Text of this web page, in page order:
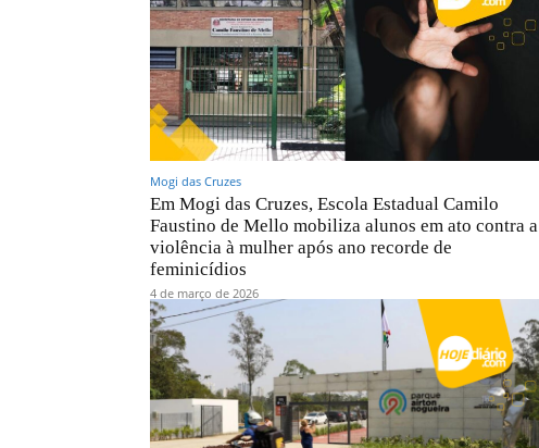
Mogi das Cruzes
Em Mogi das Cruzes, Escola Estadual Camilo
Faustino de Mello mobiliza alunos em ato contra a
violência à mulher após ano recorde de
feminicídios
4 de março de 2026